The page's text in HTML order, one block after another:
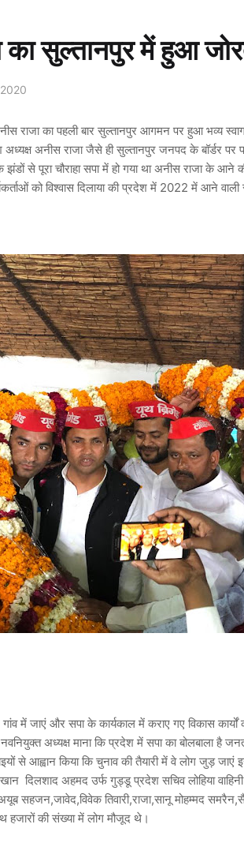
का सुल्तानपुर में हुआ
2020
राजा का पहली बार सुल्तानपुर आगमन पर हुआ भव्य
अनीस राजा जैसे ही सुल्तानपुर जनपद के बॉर्डर
से पूरा चौराहा सपा में हो गया था अनीस राजा के
को विश्वास दिलाया की प्रदेश में 2022 में आने वाली
में जाएं और सपा के कार्यकाल में कराए गए विकास कार्यों
अध्यक्ष माना कि प्रदेश में सपा का बोलबाला है
से आह्वान किया कि चुनाव की तैयारी में वे लोग जुड़
दिलशाद अहमद उर्फ गुड्डू प्रदेश सचिव लोहिया
सहजन,जावेद,विवेक तिवारी,राजा,सानू मोहम्मद
हजारों की संख्या में लोग मौजूद थे।